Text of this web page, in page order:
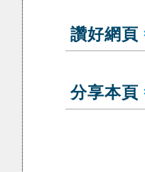
讚好網頁
分享本頁